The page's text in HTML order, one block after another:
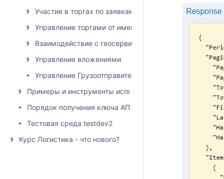
Участие в торгах по заявкам от имени
Управление торгами от имени грузовладельца
Взаимодействие с геосервисами
Управление вложениями
Управление Грузоотправителями и
Примеры и инструменты использования API
Порядок получения ключа АПИ
Тестовая среда testdev2
Курс Логистика - что нового?